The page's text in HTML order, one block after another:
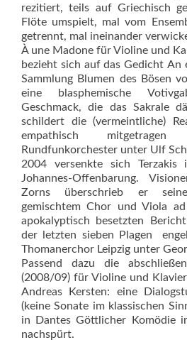
rezitiert, teils auf Griechisch
Flöte umspielt, mal vom
getrennt, mal ineinander
À une Madone für Violine und
bezieht sich auf das Gedicht An
Sammlung Blumen des Bösen
eine blasphemische
Geschmack, die das Sakrale
schildert die (vermeintliche)
empathisch
Rundfunkorchester unter Ulf
2004 versenkte sich
Johannes-Offenbarung.
Zorns überschrieb er
gemischtem Chor und Viola
apokalyptisch besetzten
der letzten sieben Plagen 
Thomanerchor Leipzig unter
Passend dazu die
(2008/09) für Violine und
Andreas Kersten: eine
(keine Sonate im klassischen
in Dantes Göttlicher Komödie
nachspürt.